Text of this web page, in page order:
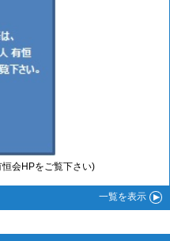
会HPをご覧下さい)
一覧を表示